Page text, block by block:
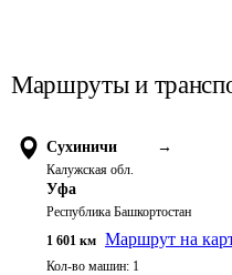
Маршруты и
Сухиничи →
Калужская обл.
Уфа
Республика Башкортостан
1 601 км Маршрут на
Кол-во машин: 1